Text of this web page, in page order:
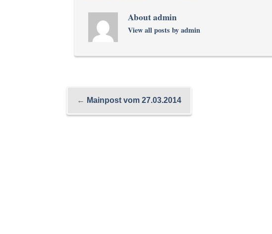
About admin
View all posts by admin
← Mainpost vom 27.03.2014